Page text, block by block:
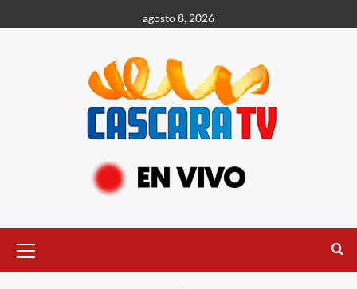
agosto 8, 2026